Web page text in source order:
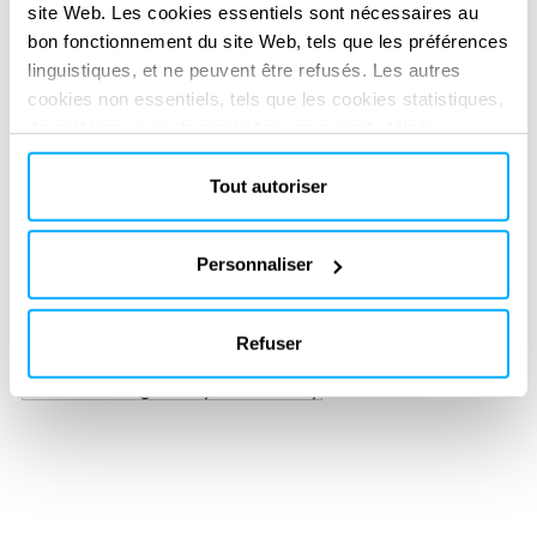
site Web. Les cookies essentiels sont nécessaires au
bon fonctionnement du site Web, tels que les préférences
linguistiques, et ne peuvent être refusés. Les autres
cookies non essentiels, tels que les cookies statistiques,
qu'après avoir cliqué sur « Accepter tout ». Pour plus
d'informations, veuillez consulter notre politique en
matière de cookies dans la section « À propos » et au
Tout autoriser
Personnaliser
Refuser
Basic designDetailed Design
Engineering Procurement Construction Management